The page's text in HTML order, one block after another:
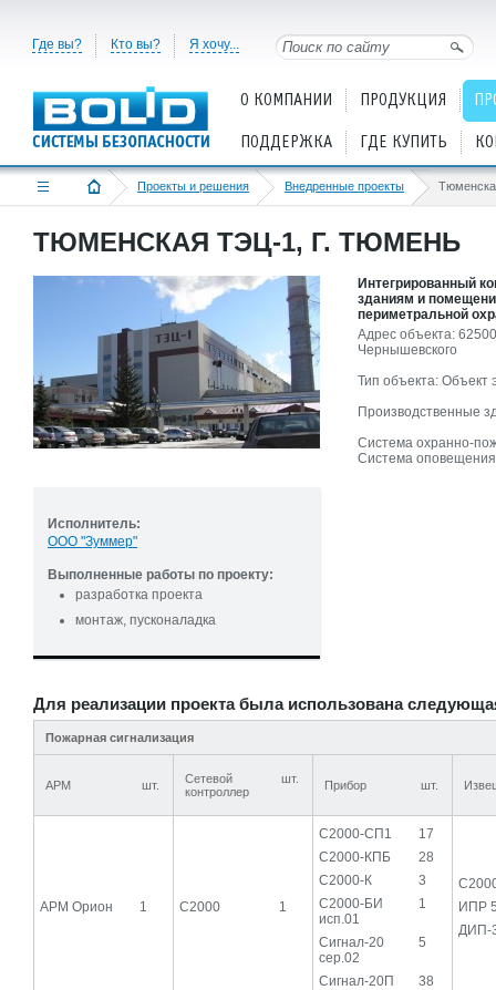
Где вы? Кто вы? Я хочу...
О КОМПАНИИ ПРОДУКЦИЯ
ПОДДЕРЖКА ГДЕ КУПИТЬ
Проекты и решения Внедренные проекты
ТЮМЕНСКАЯ ТЭЦ-1, Г. ТЮМЕНЬ
Исполнитель:
ООО "Зуммер"
Выполненные работы по проекту:
разработка проекта
монтаж, пусконаладка
Интегрированный
зданиям и
периметральной
Адрес объекта:
Чернышевского
Тип объекта:
Производственные
Система охранно-
Система
Для реализации проекта была использована
Пожарная сигнализация
АРМ шт.
Сетевой
контроллер
шт. Прибор шт.
АРМ Орион 1 С2000 1
С2000-СП1
17
С2000-КПБ
28
С2000-К
3
С2000-БИ
исп.01
1
Сигнал-20
сер.02
5
Сигнал-20П 38
ИПР
ДИП-